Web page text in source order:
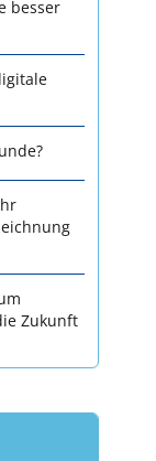
besser
Zukunft